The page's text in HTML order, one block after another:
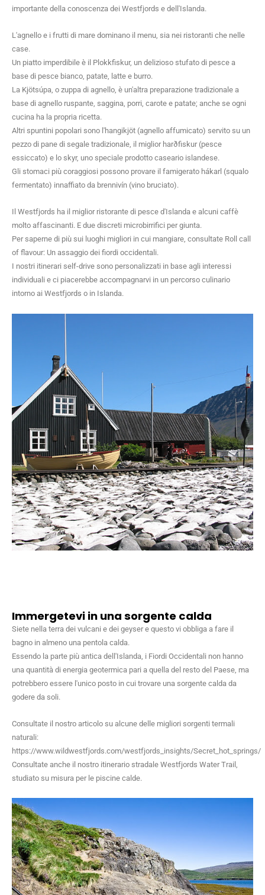
importante della conoscenza dei Westfjords e dell'Islanda.
L'agnello e i frutti di mare dominano il menu, sia nei ristoranti che nelle
case.
Un piatto imperdibile è il Plokkfiskur, un delizioso stufato di pesce a
base di pesce bianco, patate, latte e burro.
La Kjötsúpa, o zuppa di agnello, è un'altra preparazione tradizionale a
base di agnello ruspante, saggina, porri, carote e patate; anche se ogni
cucina ha la propria ricetta.
Altri spuntini popolari sono l'hangikjöt (agnello affumicato) servito su un
pezzo di pane di segale tradizionale, il miglior harðfiskur (pesce
essiccato) e lo skyr, uno speciale prodotto caseario islandese.
Gli stomaci più coraggiosi possono provare il famigerato hákarl (squalo
fermentato) innaffiato da brennivín (vino bruciato).
Il Westfjords ha il miglior ristorante di pesce d'Islanda e alcuni caffè
molto affascinanti. E due discreti microbirrifici per giunta.
Per saperne di più sui luoghi migliori in cui mangiare, consultate Roll call
of flavour: Un assaggio dei fiordi occidentali.
I nostri itinerari self-drive sono personalizzati in base agli interessi
individuali e ci piacerebbe accompagnarvi in un percorso culinario
intorno ai Westfjords o in Islanda.
Immergetevi in una sorgente calda
Siete nella terra dei vulcani e dei geyser e questo vi obbliga a fare il
bagno in almeno una pentola calda.
Essendo la parte più antica dell'Islanda, i Fiordi Occidentali non hanno
una quantità di energia geotermica pari a quella del resto del Paese, ma
potrebbero essere l'unico posto in cui trovare una sorgente calda da
godere da soli.
Consultate il nostro articolo su alcune delle migliori sorgenti termali
naturali:
https://www.wildwestfjords.com/westfjords_insights/Secret_hot_springs/
Consultate anche il nostro itinerario stradale Westfjords Water Trail,
studiato su misura per le piscine calde.